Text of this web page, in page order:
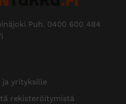
Puh. 0400 600 484
ja yrityksille
rekisteröitymistä